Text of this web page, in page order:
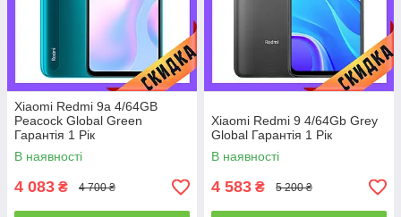
Xiaomi Redmi 9a 4/64GB
Peacock Global Green
Гарантія 1 Рік
В наявності
4 083 ₴ 4 700 ₴
Xiaomi Redmi 9 4/64Gb Grey
Global Гарантія 1 Рік
В наявності
4 583 ₴ 5 200 ₴